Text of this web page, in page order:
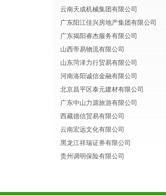
云南天成机械集团有限公司
广东阳江佳兴房地产集团有限公司
广东揭阳睿杰服务有限公司
山西帝易物流有限公司
山东菏泽力行贸易有限公司
河南洛阳诚信金融有限公司
北京昌平区泰元建材有限公司
广东中山力源旅游有限公司
西藏德信贸易有限公司
云南宏远文化有限公司
黑龙江祥瑞证券有限公司
贵州调明保险有限公司